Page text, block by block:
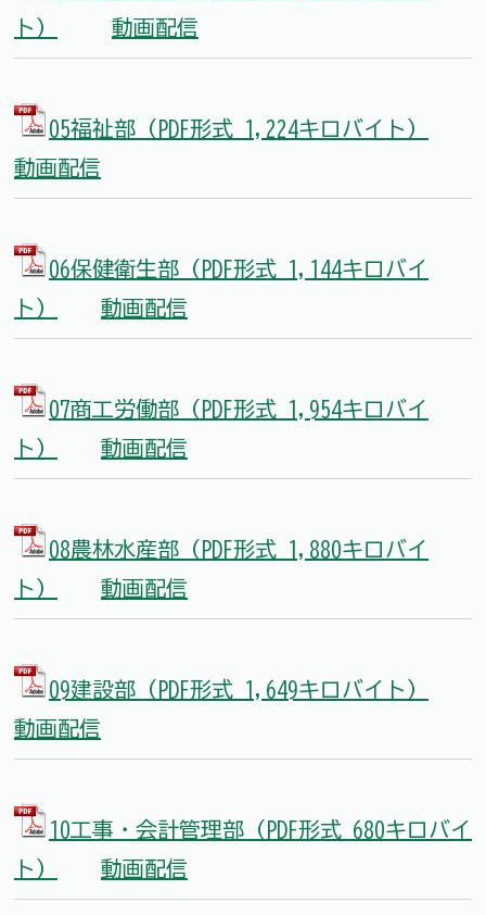
ト）
動画配信
05福祉部（PDF形式 1,224キロバイト）
動画配信
06保健衛生部（PDF形式 1,144キロバイ
ト）
動画配信
07商工労働部（PDF形式 1,954キロバイ
ト）
動画配信
08農林水産部（PDF形式 1,880キロバイ
ト）
動画配信
09建設部（PDF形式 1,649キロバイト）
動画配信
10工事・会計管理部（PDF形式 680キロバイ
ト）
動画配信